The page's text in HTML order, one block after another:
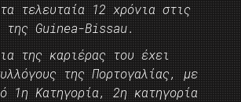
τελευταία 12 χρόνια στις
της Guinea-Bissau.
της καριέρας του έχει
της Πορτογαλίας, με
1η Κατηγορία, 2η κατηγορία